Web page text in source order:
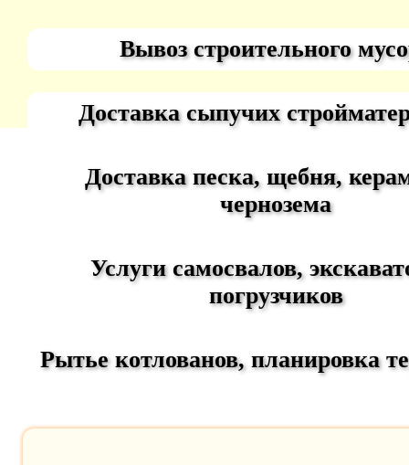
Вывоз строительного
Доставка сыпучих
Доставка песка, щебня,
чернозема
Услуги самосвалов,
погрузчиков
Рытье котлованов, планировка